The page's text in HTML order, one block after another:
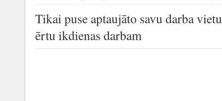
Tikai puse aptaujāto savu darba
ērtu ikdienas darbam